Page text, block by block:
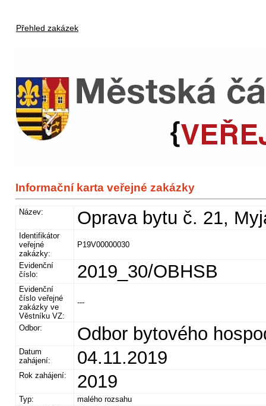
Přehled zakázek
Informační karta veřejné zakázky
Název: Oprava bytu č. 21,
Identifikátor
veřejné
zakázky:
P19V00000030
Evidenční
číslo:
2019_30/OBHSB
Evidenční
číslo veřejné
zakázky ve
Věstníku VZ:
---
Odbor: Odbor bytového
Datum
zahájení:
04.11.2019
Rok zahájení: 2019
Typ:
malého rozsahu